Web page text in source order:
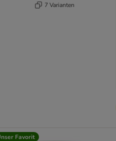
7 Varianten
Favorit